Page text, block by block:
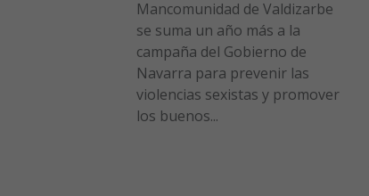
Mancomunidad de Valdizarbe
se suma un año más a la
campaña del Gobierno de
Navarra para prevenir las
violencias sexistas y promover
los buenos...